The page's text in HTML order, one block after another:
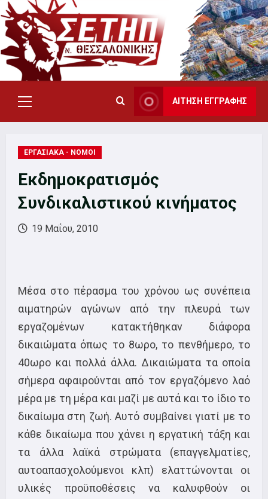
Skip
to
content
Primary
Menu
ΑΙΤΗΣΗ ΕΓΓΡΑΦΗΣ
ΕΡΓΑΣΙΑΚΑ - ΝΟΜΟΙ
Εκδημοκρατισμός
Συνδικαλιστικού κινήματος
19 Μαΐου, 2010
Μέσα στο πέρασμα του χρόνου ως συνέπεια
αιματηρών αγώνων από την πλευρά των
εργαζομένων κατακτήθηκαν διάφορα
δικαιώματα όπως το 8ωρο, το πενθήμερο, το
40ωρο και πολλά άλλα. Δικαιώματα τα οποία
σήμερα αφαιρούνται από τον εργαζόμενο λαό
μέρα με τη μέρα και μαζί με αυτά και το ίδιο το
δικαίωμα στη ζωή. Αυτό συμβαίνει γιατί με το
κάθε δικαίωμα που χάνει η εργατική τάξη και
τα άλλα λαϊκά στρώματα (επαγγελματίες,
αυτοαπασχολούμενοι κλπ) ελαττώνονται οι
υλικές προϋποθέσεις να καλυφθούν οι